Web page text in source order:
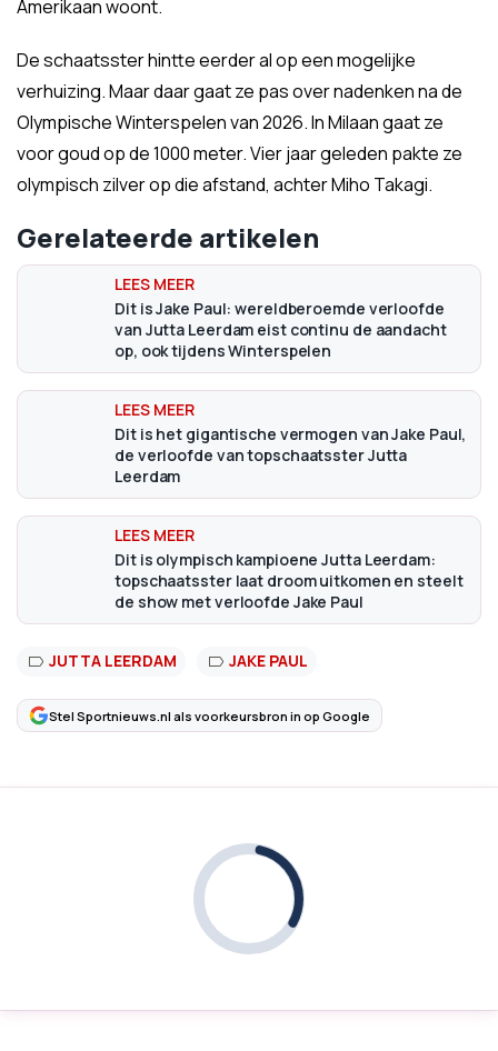
Amerikaan woont.
De schaatsster hintte eerder al op een mogelijke
verhuizing. Maar daar gaat ze pas over nadenken na de
Olympische Winterspelen van 2026. In Milaan gaat ze
voor goud op de 1000 meter. Vier jaar geleden pakte ze
olympisch zilver op die afstand, achter Miho Takagi.
Gerelateerde artikelen
Dit is Jake Paul: wereldberoemde verloofde
van Jutta Leerdam eist continu de aandacht
op, ook tijdens Winterspelen
Dit is het gigantische vermogen van Jake Paul,
de verloofde van topschaatsster Jutta
Leerdam
Dit is olympisch kampioene Jutta Leerdam:
topschaatsster laat droom uitkomen en steelt
de show met verloofde Jake Paul
JUTTA LEERDAM JAKE PAUL
Stel Sportnieuws.nl als voorkeursbron in op Google